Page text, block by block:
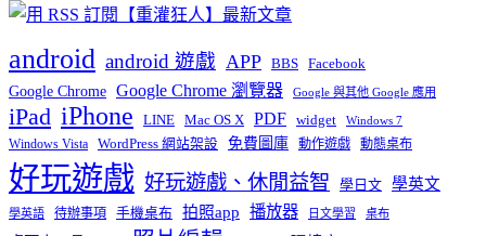
android android 遊戲 APP BBS Facebook
Google Chrome Google Chrome 瀏覽器 Google 與其他 Google 應用
iPad iPhone LINE Mac OS X PDF widget Windows 7
Windows Vista WordPress 網站架設 免費圖庫 動作遊戲 動態桌布
好玩遊戲 好玩遊戲、休閒益智 學日文 學英文
學英語 待辦事項 手機桌布 拍照app 播放器 日文學習 桌布